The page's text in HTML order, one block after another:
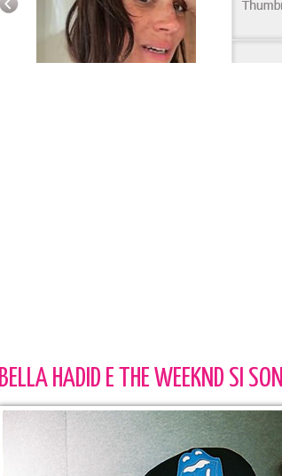
BELLA HADID E THE WEEKND SI